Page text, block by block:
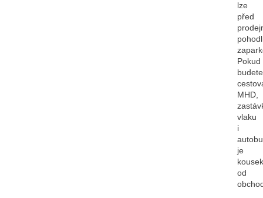
lze
před
Pokud
budete
MHD,
vlaku
i
je
kousek
od